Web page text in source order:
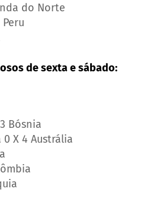
do Norte
de sexta e sábado:
Bósnia
X 4 Austrália